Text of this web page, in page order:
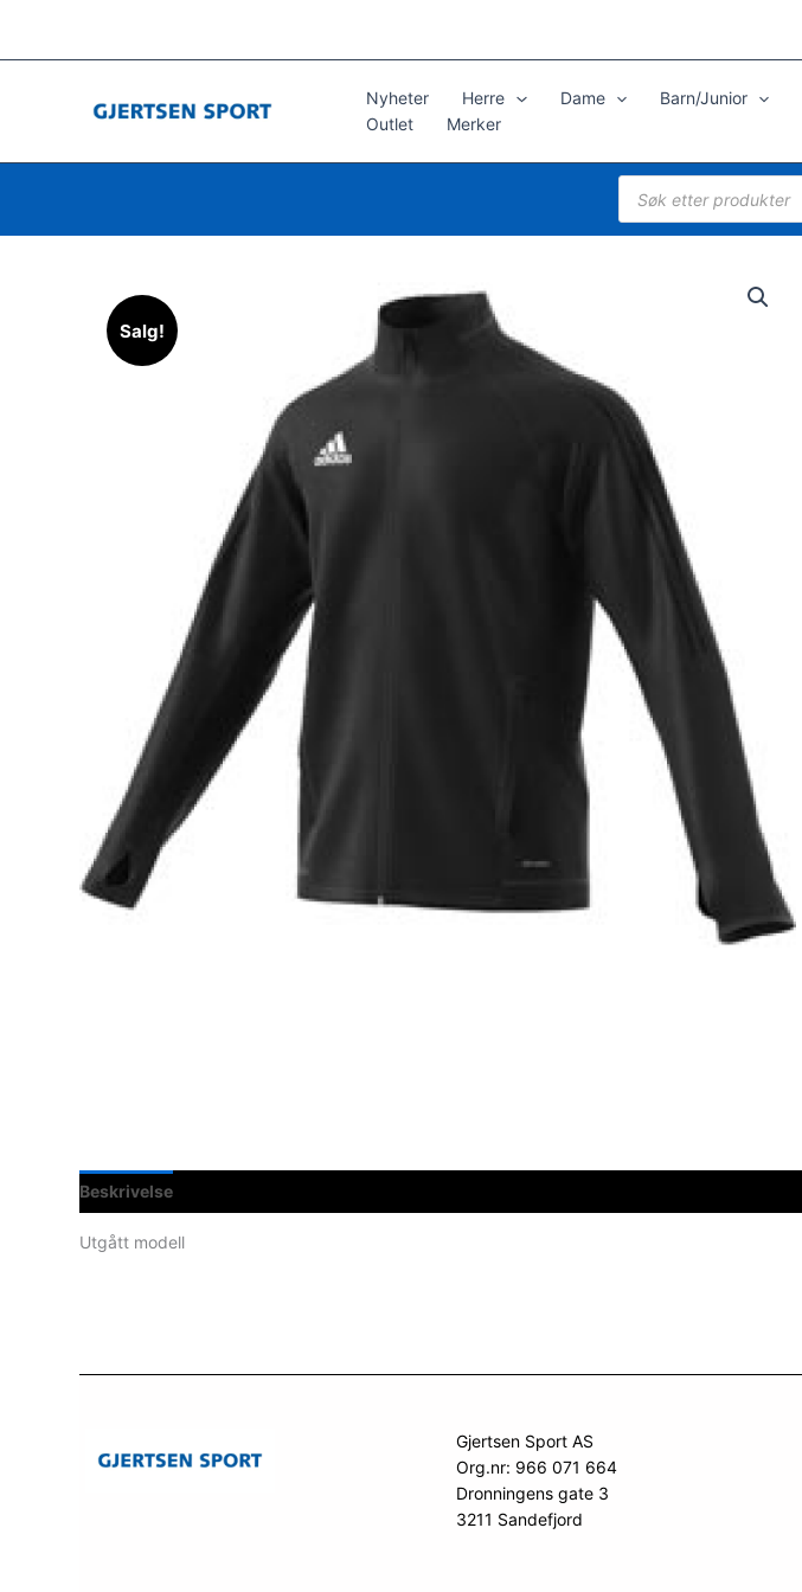
til
Nyheter Herre Dame Barn/Junior
Outlet
Merker
Products
search
Salg!
Beskrivelse
Utgått modell
Gjertsen Sport AS
Org.nr: 966 071 664
Dronningens gate 3
3211 Sandefjord